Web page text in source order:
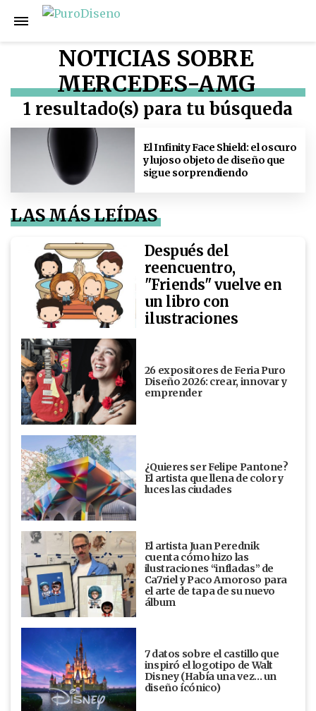
NOTICIAS SOBRE
MERCEDES-AMG
1 resultado(s) para tu búsqueda
El Infinity Face Shield: el oscuro
y lujoso objeto de diseño que
sigue sorprendiendo
LAS MÁS LEÍDAS
Después del
reencuentro,
"Friends" vuelve en
un libro con
ilustraciones
26 expositores de Feria Puro
Diseño 2026: crear, innovar y
emprender
¿Quieres ser Felipe Pantone?
El artista que llena de color y
luces las ciudades
El artista Juan Perednik
cuenta cómo hizo las
ilustraciones “infladas” de
Ca7riel y Paco Amoroso para
el arte de tapa de su nuevo
álbum
7 datos sobre el castillo que
inspiró el logotipo de Walt
Disney (Había una vez... un
diseño ícónico)